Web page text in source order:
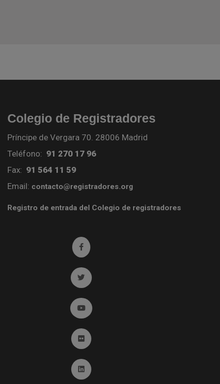
Colegio de Registradores
Príncipe de Vergara 70. 28006 Madrid
Teléfono: 91 270 17 96
Fax: 91 564 11 59
Email: contacto@registradores.org
Registro de entrada del Colegio de registradores
Ir a facebook (abre en ventana nueva)
Ir a twitter (abre en ventana nueva)
Ir a YouTube (abre en ventana nueva)
Ir a Flickr (abre en ventana nueva)
Ir a Linkedin (abre en ventana nueva)